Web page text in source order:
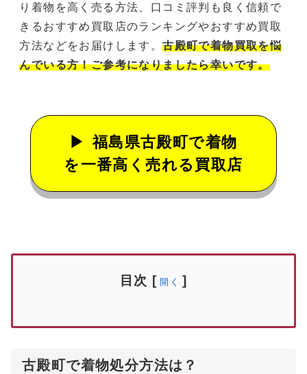
り着物を高く売る方法、口コミ評判も良く信頼で
きるおすすめ買取店のランキングやおすすめ買取
方法などをお届けします。古殿町で着物買取を悩
んでいる方！ご参考になりましたら幸いです。
福島県古殿町で着物
を一番高く売れる買取店
目次 [ 開く ]
古殿町で着物処分方法は？